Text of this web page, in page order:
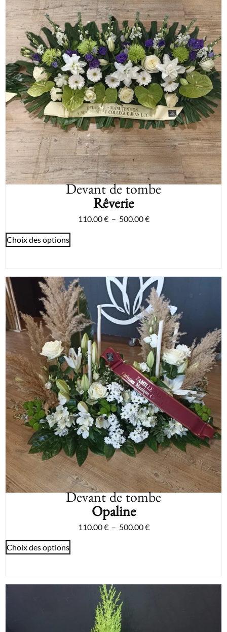
Devant de tombe
Rêverie
110.00€ – 500.00€
Choix des options
Devant de tombe
Opaline
110.00€ – 500.00€
Choix des options